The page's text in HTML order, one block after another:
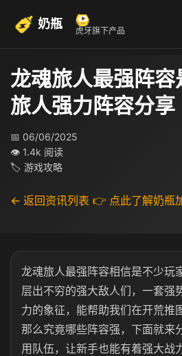
奶瓶 虎牙旗下产品
龙魂旅人最强阵容
旅人强力阵容分享
📅 06/06/2025
👁 1.4k 阅读
🏷 游戏攻略
← 返回资讯列表 👉 点此了解奶瓶
龙魂旅人最强阵容相信是不少玩
层出不穷的强大敌人们，一套强
力的象征，能帮助我们在开荒推
那么究竟哪些阵容强，下面就来
用队伍，让新手也能有着强大战